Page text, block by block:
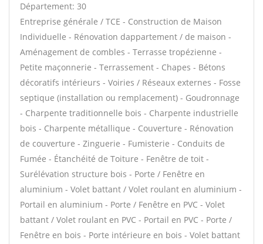
Département: 30
Entreprise générale / TCE - Construction de Maison
Individuelle - Rénovation dappartement / de maison -
Aménagement de combles - Terrasse tropézienne -
Petite maçonnerie - Terrassement - Chapes - Bétons
décoratifs intérieurs - Voiries / Réseaux externes - Fosse
septique (installation ou remplacement) - Goudronnage
- Charpente traditionnelle bois - Charpente industrielle
bois - Charpente métallique - Couverture - Rénovation
de couverture - Zinguerie - Fumisterie - Conduits de
Fumée - Étanchéité de Toiture - Fenêtre de toit -
Surélévation structure bois - Porte / Fenêtre en
aluminium - Volet battant / Volet roulant en aluminium -
Portail en aluminium - Porte / Fenêtre en PVC - Volet
battant / Volet roulant en PVC - Portail en PVC - Porte /
Fenêtre en bois - Porte intérieure en bois - Volet battant